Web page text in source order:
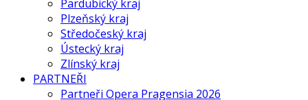
Pardubický kraj
Plzeňský kraj
Středočeský kraj
Ústecký kraj
Zlínský kraj
PARTNEŘI
Partneři Opera Pragensia 2026